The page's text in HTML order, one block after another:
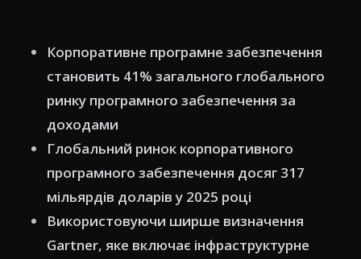
Корпоративне програмне забезпечення
становить 41% загального глобального
ринку програмного забезпечення за
доходами
Глобальний ринок корпоративного
програмного забезпечення досяг 317
мільярдів доларів у 2025 році
Використовуючи ширше визначення
Gartner, яке включає інфраструктурне